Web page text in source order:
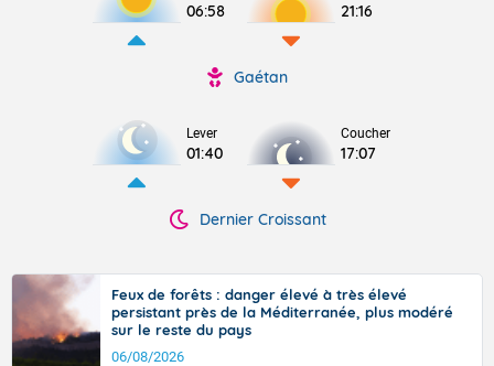
06:58 21:16
Gaétan
Lever
01:40
Coucher
17:07
Dernier Croissant
Feux de forêts : danger élevé à très élevé
persistant près de la Méditerranée, plus modéré
sur le reste du pays
06/08/2026